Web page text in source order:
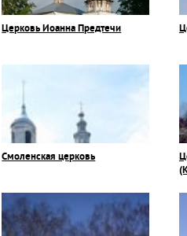
Церковь Иоанна Предтечи
Смоленская церковь